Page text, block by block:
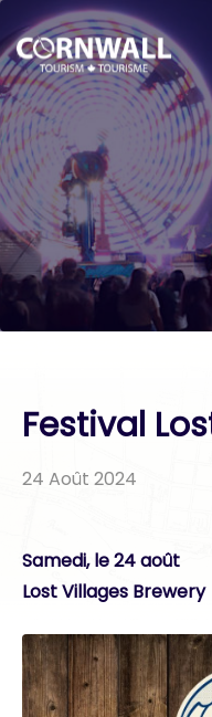
Festival
24 Août 2024
Samedi, le 24 août
Lost Villages Brewery